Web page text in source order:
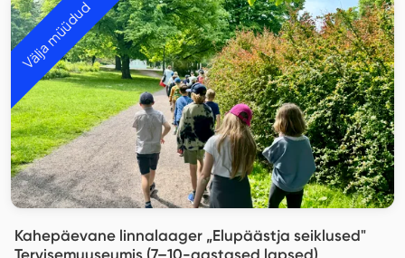
Välja müüdud
Kahepäevane linnalaager „Elupäästja seiklused"